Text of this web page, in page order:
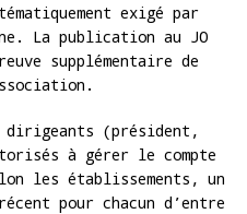
exigé par
La publication au JO
supplémentaire de
dirigeants (président,
à gérer le compte
les établissements, un
pour chacun d’entre